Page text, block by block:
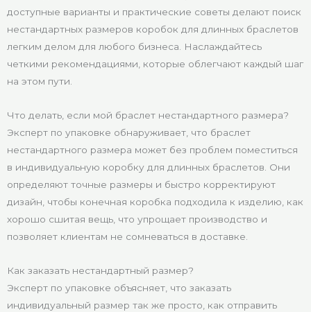
доступные варианты и практические советы делают поиск
нестандартных размеров коробок для длинных браслетов
легким делом для любого бизнеса. Наслаждайтесь
четкими рекомендациями, которые облегчают каждый шаг
на этом пути.
Что делать, если мой браслет нестандартного размера?
Эксперт по упаковке обнаруживает, что браслет
нестандартного размера может без проблем поместиться
в индивидуальную коробку для длинных браслетов. Они
определяют точные размеры и быстро корректируют
дизайн, чтобы конечная коробка подходила к изделию, как
хорошо сшитая вещь, что упрощает производство и
позволяет клиентам не сомневаться в доставке.
Как заказать нестандартный размер?
Эксперт по упаковке объясняет, что заказать
индивидуальный размер так же просто, как отправить